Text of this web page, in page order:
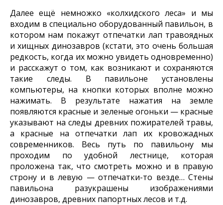
Далее ещё немножко «колхидского леса» и мы
входим в специально оборудованный павильон, в
котором нам покажут отпечатки лап травоядных
и хищных динозавров (кстати, это очень большая
редкость, когда их можно увидеть одновременно)
и расскажут о том, как возникают и сохраняются
такие следы. В павильоне установлены
компьютеры, на кнопки которых вполне можно
нажимать. В результате нажатия на земле
появляются красные и зеленые огоньки — красные
указывают на следы древних пожирателей травы,
а красные на отпечатки лап их кровожадных
современников. Весь путь по павильону мы
проходим по удобной лестнице, которая
проложена так, что смотреть можно и в правую
строну и в левую — отпечатки-то везде… Стены
павильона разукрашены изображениями
динозавров, древних папортных лесов и т.д.